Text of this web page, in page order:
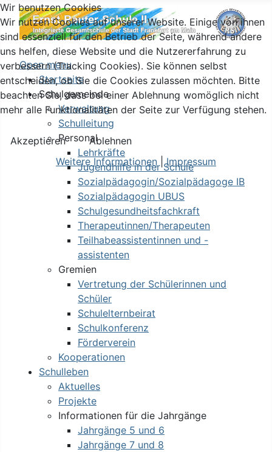
Open menu
Startseite
Schulgemeinde
Verwaltung
Schulleitung
Personal
Lehrkräfte
Jugendhilfe in der Schule
Sozialpädagogin/Sozialpädagoge IB
Sozialpädagogin UBUS
Schulgesundheitsfachkraft
Therapeutinnen/Therapeuten
Teilhabeassistentinnen und -
assistenten
Gremien
Vertretung der Schülerinnen und
Schüler
Schulelternbeirat
Schulkonferenz
Förderverein
Kooperationen
Schulleben
Aktuelles
Projekte
Informationen für die Jahrgänge
Jahrgänge 5 und 6
Jahrgänge 7 und 8
Wir benutzen Cookies
Wir nutzen Cookies auf unserer Website. Einige von ihnen
sind essenziell für den Betrieb der Seite, während andere
uns helfen, diese Website und die Nutzererfahrung zu
verbessern (Tracking Cookies). Sie können selbst
entscheiden, ob Sie die Cookies zulassen möchten. Bitte
beachten Sie, dass bei einer Ablehnung womöglich nicht
mehr alle Funktionalitäten der Seite zur Verfügung stehen.
Akzeptieren
Ablehnen
Weitere Informationen |Impressum